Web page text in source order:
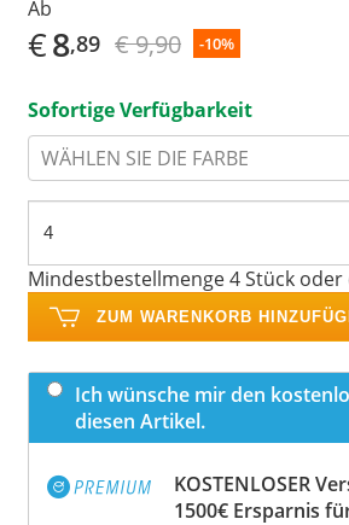
Ab
€8,89 € 9,90 -10%
Sofortige Verfügbarkeit
WÄHLEN SIE DIE FARBE
Mindestbestellmenge 4 Stück oder
ZUM WARENKORB
Ich wünsche mir den
diesen Artikel.
KOSTENLOSER
1500€ Ersparnis